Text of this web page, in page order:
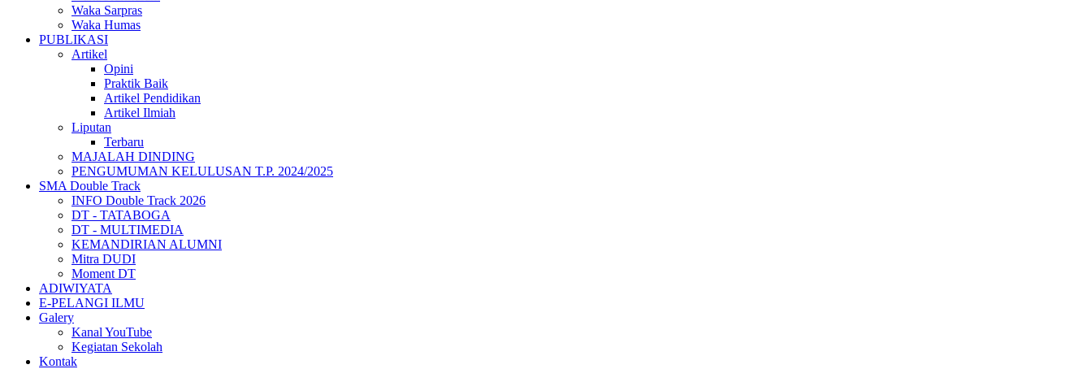
Waka Sarpras
Waka Humas
PUBLIKASI
Artikel
Opini
Praktik Baik
Artikel Pendidikan
Artikel Ilmiah
Liputan
Terbaru
MAJALAH DINDING
PENGUMUMAN KELULUSAN T.P. 2024/2025
SMA Double Track
INFO Double Track 2026
DT - TATABOGA
DT - MULTIMEDIA
KEMANDIRIAN ALUMNI
Mitra DUDI
Moment DT
ADIWIYATA
E-PELANGI ILMU
Galery
Kanal YouTube
Kegiatan Sekolah
Kontak